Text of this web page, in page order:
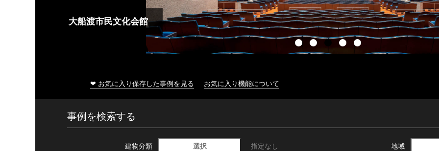
大船渡市民文化会館
❤ お気に入り保存した事例を見る お気に入り機能について
事例を検索する
建物分類 選択 指定なし 地域